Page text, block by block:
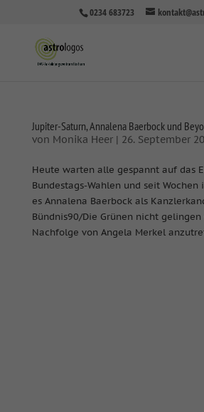
0234 683723
Jupiter-Saturn, Annalena Baerbock und
von Monika Heer| 26. September
Heute warten alle gespannt auf das
Bundestags-Wahlen und seit Wochen
es Annalena Baerbock als
Bündnis90/Die Grünen nicht
Nachfolge von Angela Merkel